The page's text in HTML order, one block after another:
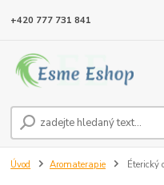
+420 777 731 841
Úvod Aromaterapie Éterický